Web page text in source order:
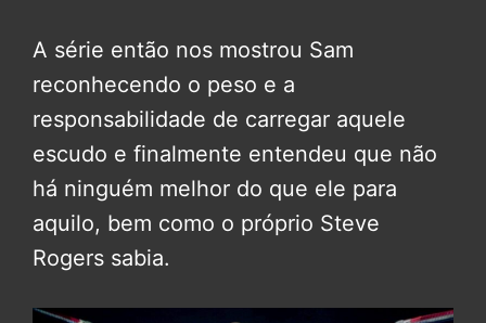
A série então nos mostrou Sam
reconhecendo o peso e a
responsabilidade de carregar aquele
escudo e finalmente entendeu que não
há ninguém melhor do que ele para
aquilo, bem como o próprio Steve
Rogers sabia.